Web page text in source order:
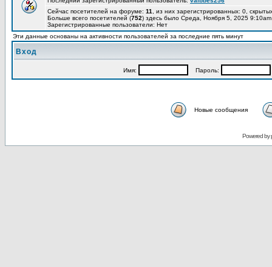
Сейчас посетителей на форуме: 11
, из них зарегистрированных: 0,
Больше всего посетителей (752) здесь было Среда, Ноября 5, 2025 9:10am
Зарегистрированные пользователи: Нет
Эти данные основаны на активности пользователей за последние пять минут
Вход
Имя: Пароль:
Новые сообщения
Powered by